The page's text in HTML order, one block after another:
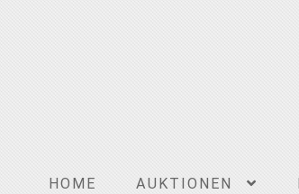
HOME AUKTIONEN